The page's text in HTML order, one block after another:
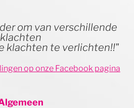
om van verschillende
klachten
klachten te verlichten!!"
op onze Facebook pagina